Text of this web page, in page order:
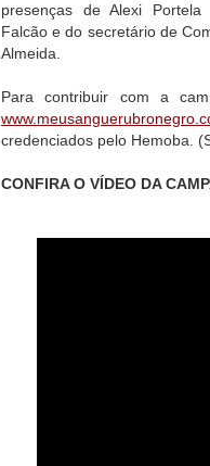
presenças de Alexi
Falcão e do secretário de
Almeida.
Para contribuir com a
credenciados pelo Hemoba.
CONFIRA O VÍDEO DA